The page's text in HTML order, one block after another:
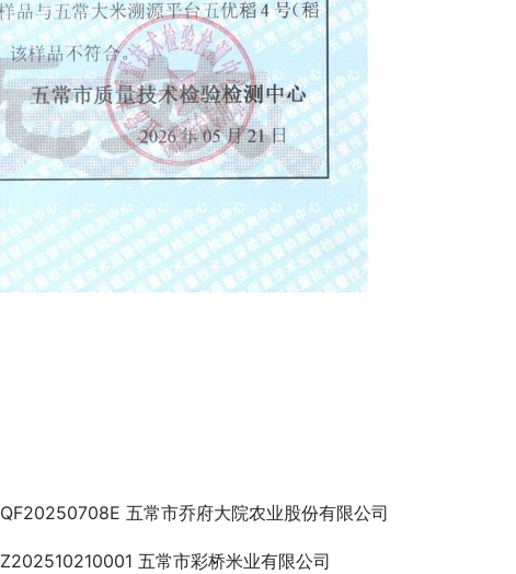
QF20250708E 五常市乔府大院农业股份有限公司
Z202510210001 五常市彩桥米业有限公司